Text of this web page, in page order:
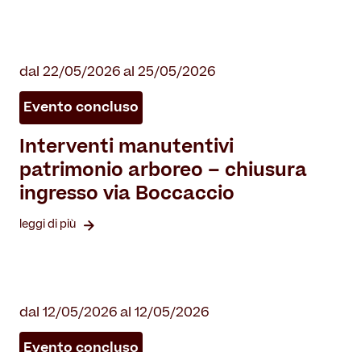
dal 22/05/2026 al 25/05/2026
Evento concluso
Interventi manutentivi
patrimonio arboreo – chiusura
ingresso via Boccaccio
leggi di più
dal 12/05/2026 al 12/05/2026
Evento concluso